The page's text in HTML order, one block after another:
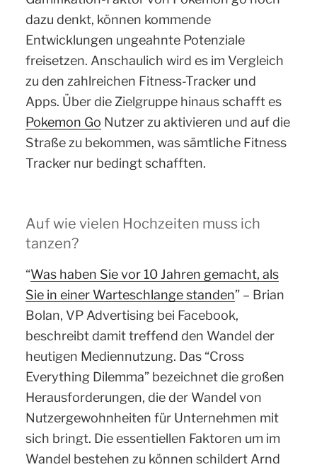
dazu denkt, können kommende
Entwicklungen ungeahnte Potenziale
freisetzen. Anschaulich wird es im Vergleich
zu den zahlreichen Fitness-Tracker und
Apps. Über die Zielgruppe hinaus schafft es
Pokemon Go Nutzer zu aktivieren und auf die
Straße zu bekommen, was sämtliche Fitness
Tracker nur bedingt schafften.
Auf wie vielen Hochzeiten muss ich
tanzen?
“Was haben Sie vor 10 Jahren gemacht, als
Sie in einer Warteschlange standen” – Brian
Bolan, VP Advertising bei Facebook,
beschreibt damit treffend den Wandel der
heutigen Mediennutzung. Das “Cross
Everything Dilemma” bezeichnet die großen
Herausforderungen, die der Wandel von
Nutzergewohnheiten für Unternehmen mit
sich bringt. Die essentiellen Faktoren um im
Wandel bestehen zu können schildert Arnd